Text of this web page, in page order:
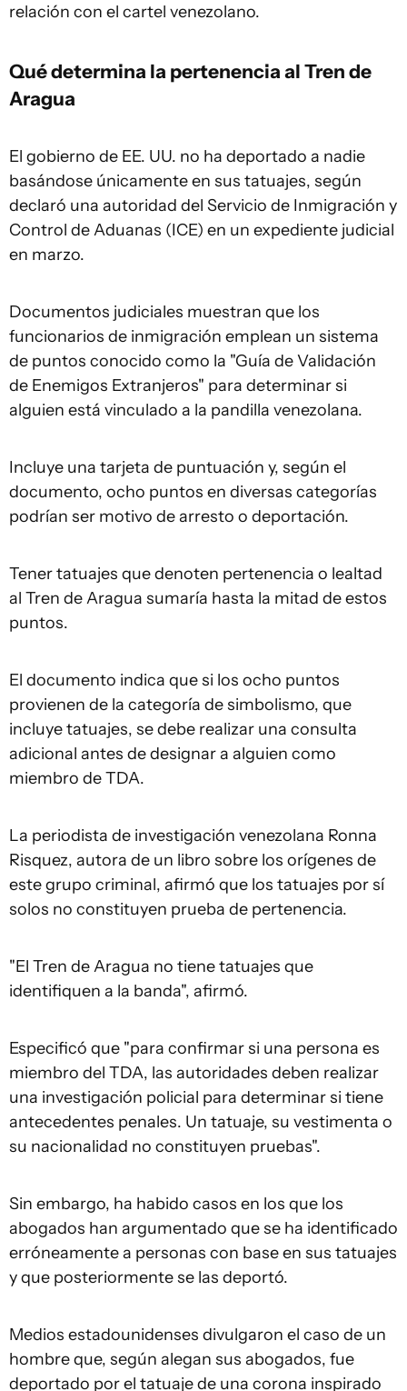
relación con el cartel venezolano.
Qué determina la pertenencia al Tren de
Aragua
El gobierno de EE. UU. no ha deportado a nadie
basándose únicamente en sus tatuajes, según
declaró una autoridad del Servicio de Inmigración y
Control de Aduanas (ICE) en un expediente judicial
en marzo.
Documentos judiciales muestran que los
funcionarios de inmigración emplean un sistema
de puntos conocido como la "Guía de Validación
de Enemigos Extranjeros" para determinar si
alguien está vinculado a la pandilla venezolana.
Incluye una tarjeta de puntuación y, según el
documento, ocho puntos en diversas categorías
podrían ser motivo de arresto o deportación.
Tener tatuajes que denoten pertenencia o lealtad
al Tren de Aragua sumaría hasta la mitad de estos
puntos.
El documento indica que si los ocho puntos
provienen de la categoría de simbolismo, que
incluye tatuajes, se debe realizar una consulta
adicional antes de designar a alguien como
miembro de TDA.
La periodista de investigación venezolana Ronna
Risquez, autora de un libro sobre los orígenes de
este grupo criminal, afirmó que los tatuajes por sí
solos no constituyen prueba de pertenencia.
"El Tren de Aragua no tiene tatuajes que
identifiquen a la banda", afirmó.
Especificó que "para confirmar si una persona es
miembro del TDA, las autoridades deben realizar
una investigación policial para determinar si tiene
antecedentes penales. Un tatuaje, su vestimenta o
su nacionalidad no constituyen pruebas".
Sin embargo, ha habido casos en los que los
abogados han argumentado que se ha identificado
erróneamente a personas con base en sus tatuajes
y que posteriormente se las deportó.
Medios estadounidenses divulgaron el caso de un
hombre que, según alegan sus abogados, fue
deportado por el tatuaje de una corona inspirado